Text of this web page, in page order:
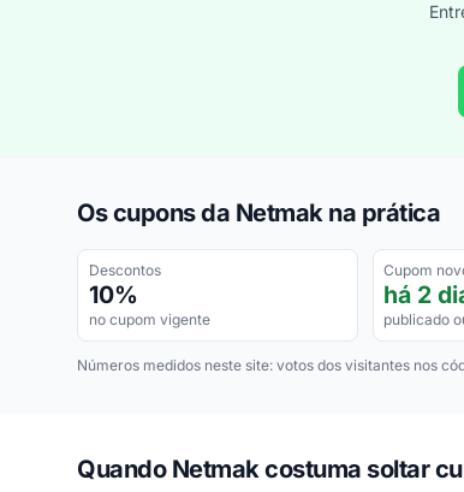
Os cupons da Netmak na prática
Descontos
10%
no cupom vigente
Cupom
há 2
publicado
Números medidos neste site: votos dos visitantes nos
Quando Netmak costuma soltar